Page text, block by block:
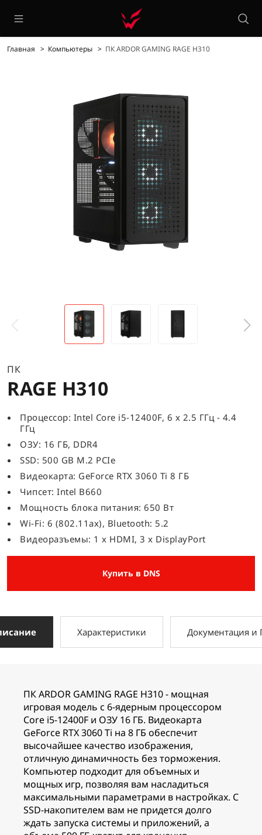
Главная Компьютеры ПК ARDOR GAMING RAGE H310
ПК
RAGE H310
Процессор: Intel Core i5-12400F, 6 x 2.5 ГГц - 4.4
ГГц
ОЗУ: 16 ГБ, DDR4
SSD: 500 GB M.2 PCIe
Видеокарта: GeForce RTX 3060 Ti 8 ГБ
Чипсет: Intel B660
Мощность блока питания: 650 Вт
Wi-Fi: 6 (802.11ax), Bluetooth: 5.2
Видеоразъемы: 1 x HDMI, 3 x DisplayPort
Купить в DNS
Характеристики Документация и
ПК ARDOR GAMING RAGE H310 - мощная
игровая модель с 6-ядерным процессором
Core i5-12400F и ОЗУ 16 ГБ. Видеокарта
GeForce RTX 3060 Ti на 8 ГБ обеспечит
высочайшее качество изображения,
отличную динамичность без торможения.
Компьютер подходит для объемных и
мощных игр, позволяя вам насладиться
максимальными параметрами в настройках. С
SSD-накопителем вам не придется долго
ждать запуска системы и приложений, а